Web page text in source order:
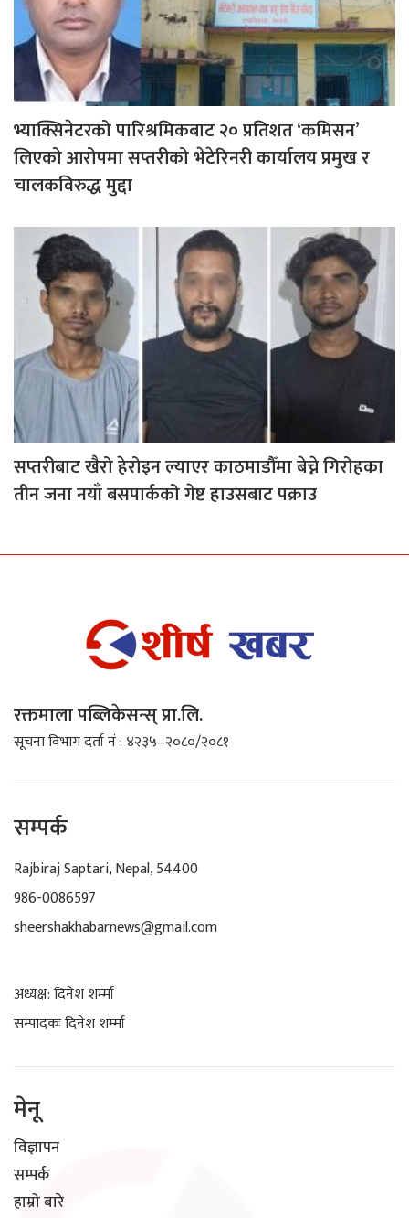
भ्याक्सिनेटरको पारिश्रमिकबाट २० प्रतिशत ‘कमिसन’
लिएको आरोपमा सप्तरीको भेटेरिनरी कार्यालय प्रमुख र
चालकविरुद्ध मुद्दा
सप्तरीबाट खैरो हेरोइन ल्याएर काठमाडौँमा बेच्ने गिरोहका
तीन जना नयाँ बसपार्कको गेष्ट हाउसबाट पक्राउ
रक्तमाला पब्लिकेसन्स् प्रा.लि.
सूचना विभाग दर्ता नं : ४२३५–२०८०/२०८१
सम्पर्क
Rajbiraj Saptari, Nepal, 54400
986-0086597
sheershakhabarnews@gmail.com
अध्यक्ष: दिनेश शर्म्मा
सम्पादकः दिनेश शर्म्मा
मेनू
विज्ञापन
सम्पर्क
हाम्रो बारे